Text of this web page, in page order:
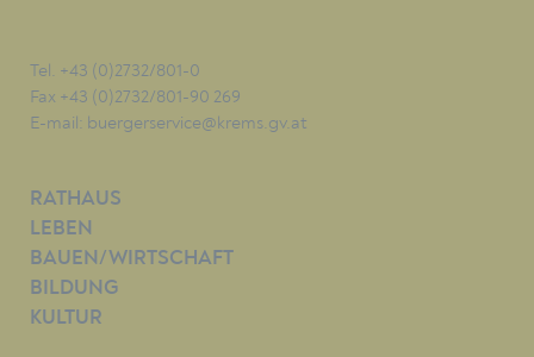
Tel. +43 (0)2732/801-0
Fax +43 (0)2732/801-90 269
E-mail: buergerservice@krems.gv.at
RATHAUS
LEBEN
BAUEN/WIRTSCHAFT
BILDUNG
KULTUR